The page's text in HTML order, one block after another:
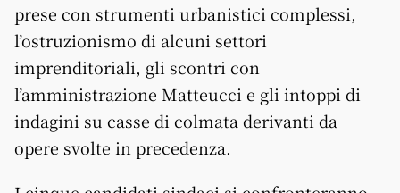
prese con strumenti urbanistici complessi,
l’ostruzionismo di alcuni settori
imprenditoriali, gli scontri con
l’amministrazione Matteucci e gli intoppi di
indagini su casse di colmata derivanti da
opere svolte in precedenza.